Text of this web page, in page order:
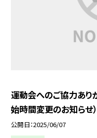
運動会へのご協力あり
始時間変更のお知らせ）
公開日 2025/06/07